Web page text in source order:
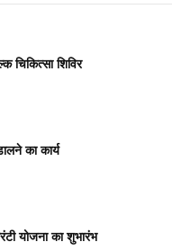
चिकित्सा शिविर
का कार्य
योजना का शुभारंभ